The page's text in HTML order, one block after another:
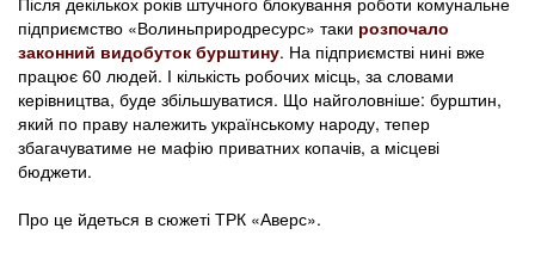
підприємство «Волиньприродресурс» таки розпочало
законний видобуток бурштину. На підприємстві нині вже
працює 60 людей. І кількість робочих місць, за словами
керівництва, буде збільшуватися. Що найголовніше: бурштин,
який по праву належить українському народу, тепер
збагачуватиме не мафію приватних копачів, а місцеві
бюджети.
Про це йдеться в сюжеті ТРК «Аверс».